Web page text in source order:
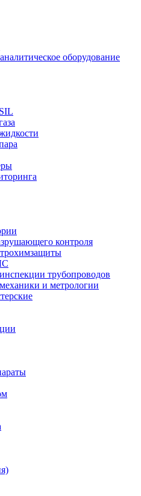
оборудование
контроля
трубопроводов
и метрологии